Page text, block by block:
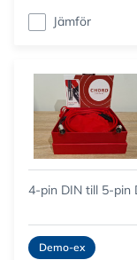
Jämför
4-pin DIN till 5-pin
Demo-ex